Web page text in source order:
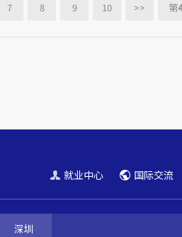
7 8 9 10 >> 第
就业中心 国际交流
深圳